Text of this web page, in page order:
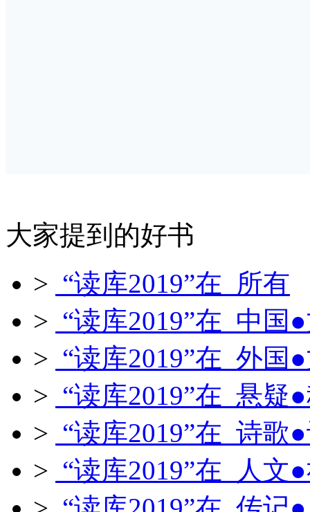
大家提到的好书
> “读库2019”在 所有
> “读库2019”在 中国
> “读库2019”在 外国
> “读库2019”在 悬疑
> “读库2019”在 诗歌
> “读库2019”在 人文